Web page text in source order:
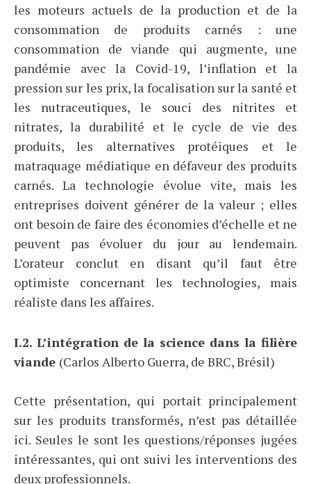
les moteurs actuels de la production et de la
consommation de produits carnés : une
consommation de viande qui augmente, une
pandémie avec la Covid-19, l’inflation et la
pression sur les prix, la focalisation sur la santé et
les nutraceutiques, le souci des nitrites et
nitrates, la durabilité et le cycle de vie des
produits, les alternatives protéiques et le
matraquage médiatique en défaveur des produits
carnés. La technologie évolue vite, mais les
entreprises doivent générer de la valeur ; elles
ont besoin de faire des économies d’échelle et ne
peuvent pas évoluer du jour au lendemain.
L’orateur conclut en disant qu’il faut être
optimiste concernant les technologies, mais
réaliste dans les affaires.
I.2. L’intégration de la science dans la filière
viande (Carlos Alberto Guerra, de BRC, Brésil)
Cette présentation, qui portait principalement
sur les produits transformés, n’est pas détaillée
ici. Seules le sont les questions/réponses jugées
intéressantes, qui ont suivi les interventions des
deux professionnels.